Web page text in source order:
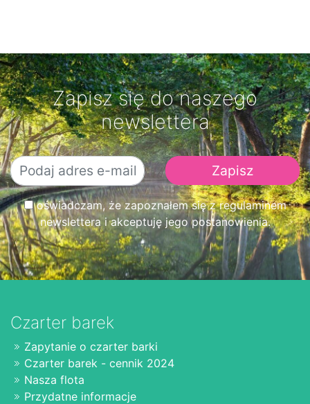
Zapisz się do naszego
newslettera
oświadczam, że zapoznałem się z regulaminem
newslettera i akceptuję jego postanowienia.
Czarter barek
Zapytanie o czarter barki
Czarter barek - cennik 2024
Nasza flota
Przydatne informacje